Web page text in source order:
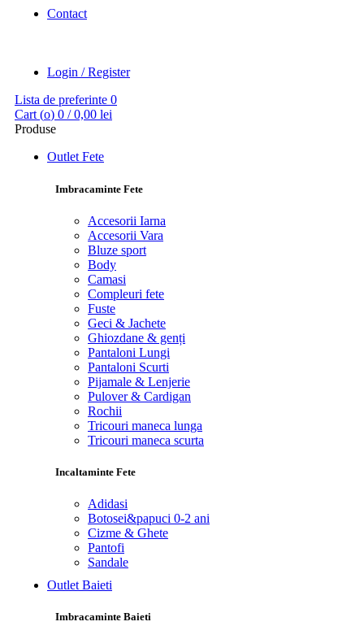
Contact
Login / Register
Lista de preferinte 0
Cart (o) 0 / 0,00 lei
Produse
Outlet Fete
Imbracaminte Fete
Accesorii Iarna
Accesorii Vara
Bluze sport
Body
Camasi
Compleuri fete
Fuste
Geci & Jachete
Ghiozdane & genți
Pantaloni Lungi
Pantaloni Scurti
Pijamale & Lenjerie
Pulover & Cardigan
Rochii
Tricouri maneca lunga
Tricouri maneca scurta
Incaltaminte Fete
Adidasi
Botosei&papuci 0-2 ani
Cizme & Ghete
Pantofi
Sandale
Outlet Baieti
Imbracaminte Baieti